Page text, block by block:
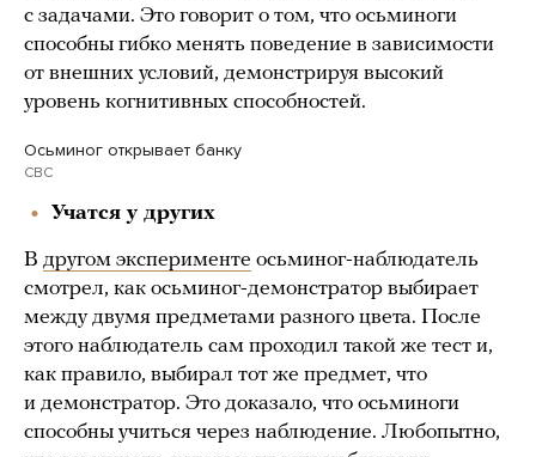
с задачами. Это говорит о том, что осьминоги
способны гибко менять поведение в зависимости
от внешних условий, демонстрируя высокий
уровень когнитивных способностей.
Осьминог открывает банку
CBC
Учатся у других
В другом эксперименте осьминог-наблюдатель
смотрел, как осьминог-демонстратор выбирает
между двумя предметами разного цвета. После
этого наблюдатель сам проходил такой же тест и,
как правило, выбирал тот же предмет, что
и демонстратор. Это доказало, что осьминоги
способны учиться через наблюдение. Любопытно,